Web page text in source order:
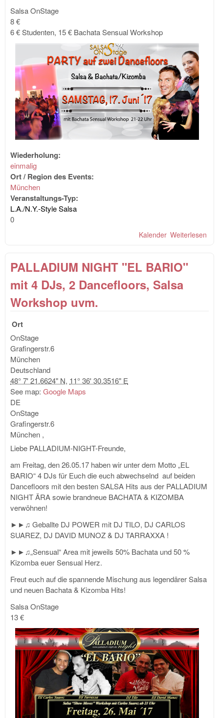
Salsa OnStage
8 €
6 € Studenten, 15 € Bachata Sensual Workshop
Wiederholung:
einmalig
Ort / Region des Events:
München
Veranstaltungs-Typ:
L.A./N.Y.-Style Salsa
0
Weiterlesen
Kalender
PALLADIUM NIGHT "EL BARIO"
mit 4 DJs, 2 Dancefloors, Salsa
Workshop uvm.
Ort
OnStage
Grafingerstr.6
München
Deutschland
48° 7' 21.6624" N, 11° 36' 30.3516" E
See map: Google Maps
DE
OnStage
Grafingerstr.6
München ,
Liebe PALLADIUM-NIGHT-Freunde,
am Freitag, den 26.05.17 haben wir unter dem Motto „EL
BARIO“ 4 DJs für Euch die euch abwechselnd auf beiden
Dancefloors mit den besten SALSA Hits aus der PALLADIUM
NIGHT ÄRA sowie brandneue BACHATA & KIZOMBA
verwöhnen!
►►♫ Geballte DJ POWER mit DJ TILO, DJ CARLOS
SUAREZ, DJ DAVID MUNOZ & DJ TARRAXXA !
►►♫„Sensual“ Area mit jeweils 50% Bachata und 50 %
Kizomba euer Sensual Herz.
Freut euch auf die spannende Mischung aus legendärer Salsa
und neuen Bachata & Kizomba Hits!
Salsa OnStage
13 €